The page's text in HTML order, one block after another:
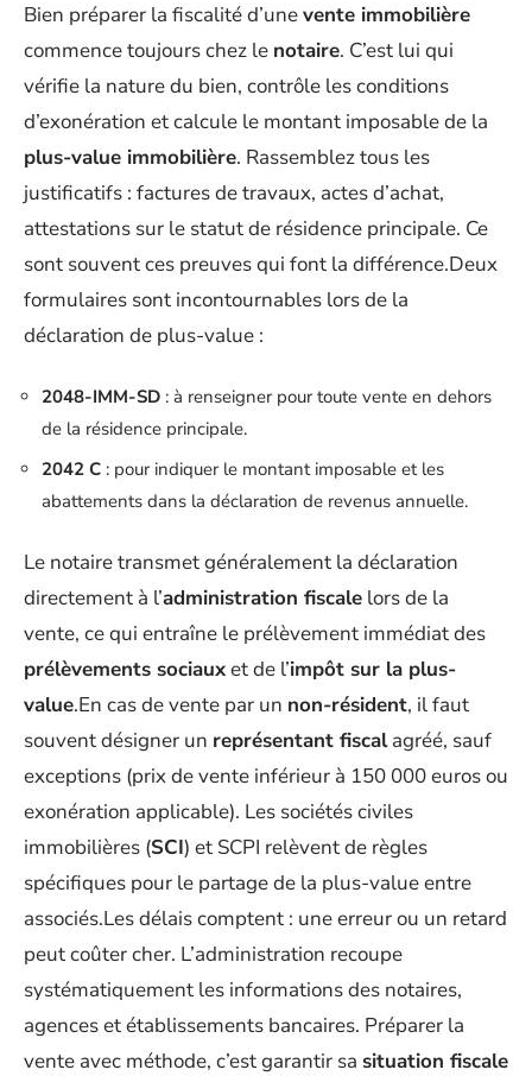
Bien préparer la fiscalité d’unevente immobilière
commence toujours chez le notaire. C’est lui qui
vérifie la nature du bien, contrôle les conditions
d’exonération et calcule le montant imposable de la
plus-value immobilière. Rassemblez tous les
justificatifs : factures de travaux, actes d’achat,
attestations sur le statut de résidence principale. Ce
sont souvent ces preuves qui font la différence.Deux
formulaires sont incontournables lors de la
déclaration de plus-value :
2048-IMM-SD : à renseigner pour toute vente en dehors
de la résidence principale.
2042 C : pour indiquer le montant imposable et les
abattements dans la déclaration de revenus annuelle.
Le notaire transmet généralement la déclaration
directement à l’administration fiscale lors de la
vente, ce qui entraîne le prélèvement immédiat des
prélèvements sociauxet de l’impôt sur la plus-
value.En cas de vente par un non-résident, il faut
souvent désigner un représentant fiscalagréé, sauf
exceptions (prix de vente inférieur à 150 000 euros ou
exonération applicable). Les sociétés civiles
immobilières (SCI) et SCPI relèvent de règles
spécifiques pour le partage de la plus-value entre
associés.Les délais comptent : une erreur ou un retard
peut coûter cher. L’administration recoupe
systématiquement les informations des notaires,
agences et établissements bancaires. Préparer la
vente avec méthode, c’est garantir sa situation fiscale